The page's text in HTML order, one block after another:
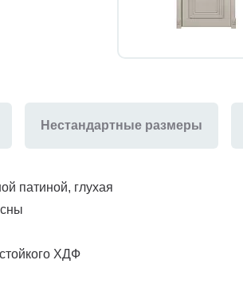
Нестандартные размеры
патиной, глухая
ХДФ